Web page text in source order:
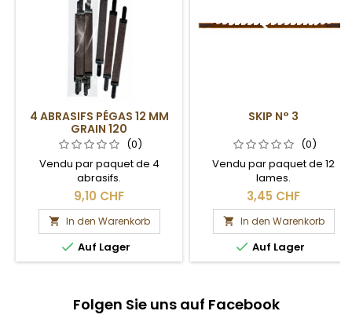
4 ABRASIFS PÉGAS 12 MM
GRAIN 120
(0)
Vendu par paquet de 4
abrasifs.
9,10 CHF
 In den Warenkorb
 Auf Lager
SKIP N° 3
(0)
Vendu par paquet de 12
lames.
3,45 CHF
 In den Warenkorb
 Auf Lager
Folgen Sie uns auf Facebook